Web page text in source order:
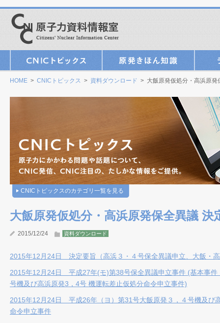
HOME > CNICトピックス > 資料ダウンロード > 大飯原発仮処分・高浜原発
CNICトピックスのカテゴリ一覧を見る
大飯原発仮処分・高浜原発保全異議 決
2015/12/24 資料ダウンロード
2015年12月24日 決定要旨（高浜３・４号保全異議申立、大飯・
2015年12月24日 平成27年(モ)第38号保全異議申立事件 (基本事件
号機及び高浜原発3，4号 機運転差止仮処分命令申立事件)
2015年12月24日 平成26年（ヨ）第31号大飯原発３，４号機及び
命令申立事件